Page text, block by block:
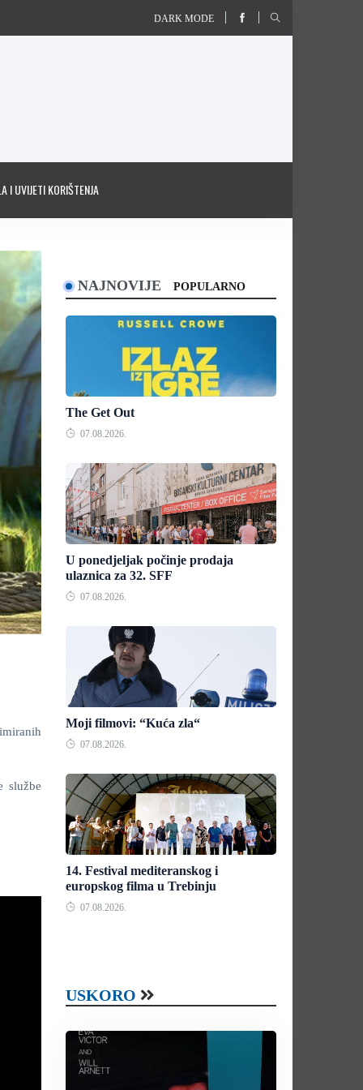
DARK MODE
I UVIJETI KORIŠTENJA
službe
NAJNOVIJE POPULARNO
The Get Out
07.08.2026.
U ponedjeljak počinje prodaja
ulaznica za 32. SFF
07.08.2026.
Moji filmovi: “Kuća zla“
07.08.2026.
14. Festival mediteranskog i
europskog filma u Trebinju
07.08.2026.
USKORO